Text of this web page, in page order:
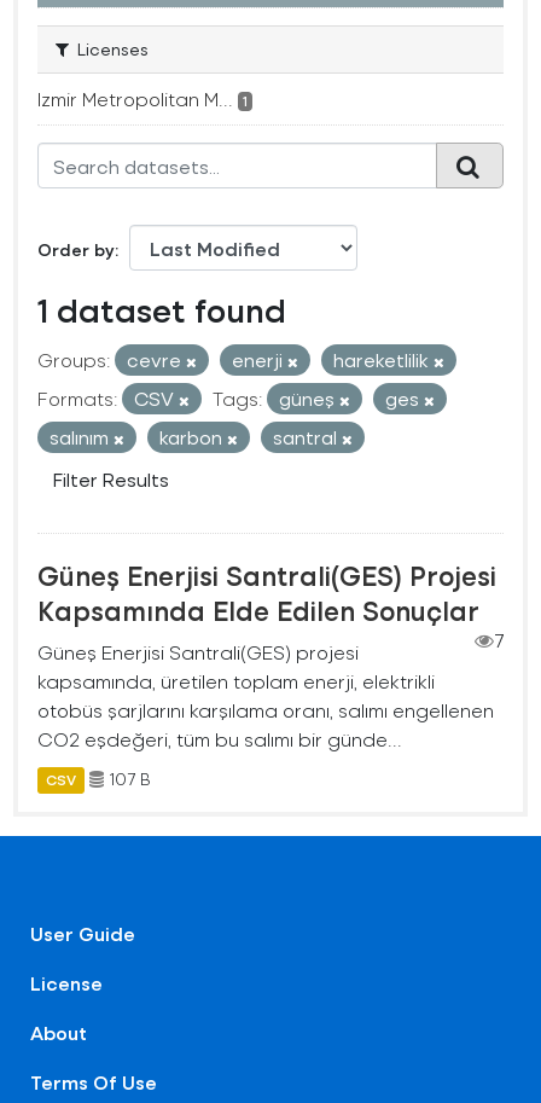
Licenses
Izmir Metropolitan M... 1
Order by
1 dataset found
Groups: cevre enerji
hareketlilik
Formats:
CSV Tags: güneş
ges
salınım
karbon
santral
Filter Results
Güneş Enerjisi Santrali(GES) Projesi
Kapsamında Elde Edilen Sonuçlar
7
Güneş Enerjisi Santrali(GES) projesi
kapsamında, üretilen toplam enerji, elektrikli
otobüs şarjlarını karşılama oranı, salımı engellenen
CO2 eşdeğeri, tüm bu salımı bir günde...
CSV 107 B
User Guide
License
About
Terms Of Use